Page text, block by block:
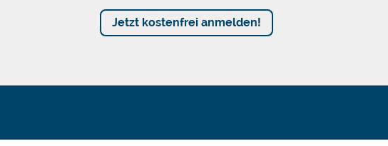
Jetzt kostenfrei anmelden!